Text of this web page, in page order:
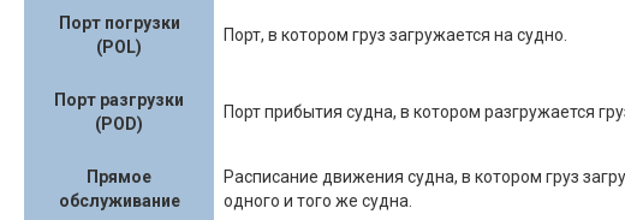
Порт погрузки
(POL)
Порт, в котором груз загружается на судно.
Порт разгрузки
(POD)
Порт прибытия судна, в котором разгружается
Прямое
обслуживание
Расписание движения судна, в котором груз
одного и того же судна.